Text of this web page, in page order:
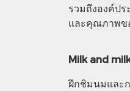
รวมถึงองค์ป
และคุณภาพข
Milk and
ฝึกชิมนมและ